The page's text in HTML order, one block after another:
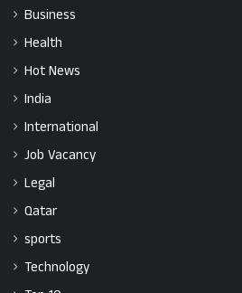
Business
Health
Hot News
India
International
Job Vacancy
Legal
Qatar
sports
Technology